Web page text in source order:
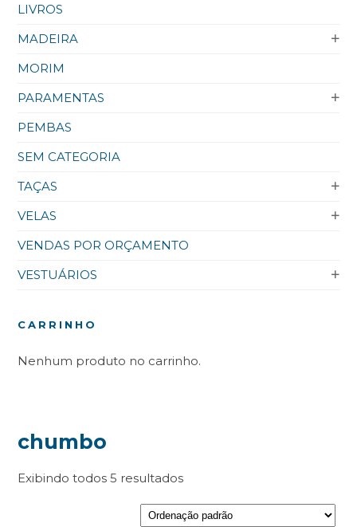
LIVROS
MADEIRA
MORIM
PARAMENTAS
PEMBAS
SEM CATEGORIA
TAÇAS
VELAS
VENDAS POR ORÇAMENTO
VESTUÁRIOS
CARRINHO
Nenhum produto no carrinho.
chumbo
Exibindo todos 5 resultados